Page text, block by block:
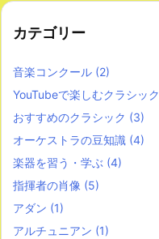
カテゴリー
音楽コンクール (2)
YouTubeで楽しむクラシッ
おすすめのクラシック (3)
オーケストラの豆知識 (4)
楽器を習う・学ぶ (4)
指揮者の肖像 (5)
アダン (1)
アルチュニアン (1)